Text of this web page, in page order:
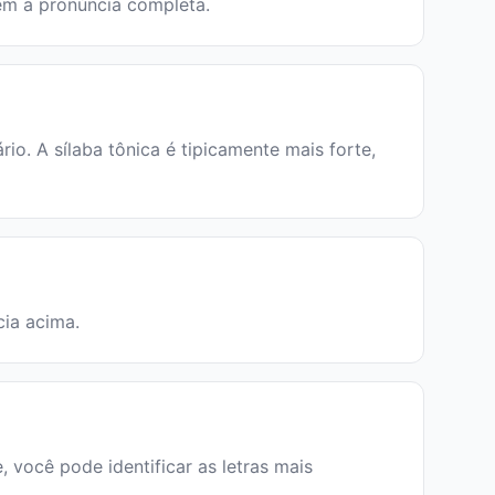
a pronúncia completa.
A sílaba tônica é tipicamente mais forte,
acima.
você pode identificar as letras mais